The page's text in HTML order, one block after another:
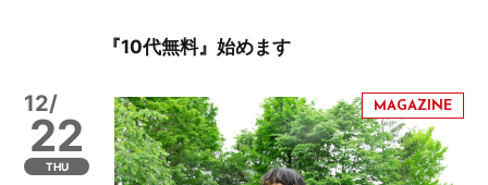
『10代無料』始めます
12/
22
THU